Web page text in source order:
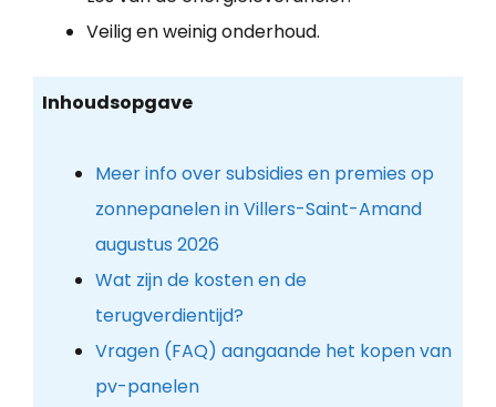
Veilig en weinig onderhoud.
Inhoudsopgave
Meer info over subsidies en premies op
zonnepanelen in Villers-Saint-Amand
augustus 2026
Wat zijn de kosten en de
terugverdientijd?
Vragen (FAQ) aangaande het kopen van
pv-panelen